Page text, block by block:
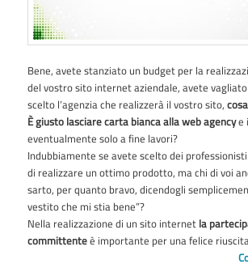
Bene, avete stanziato un budget per la
del vostro sito internet aziendale, avete
scelto l’agenzia che realizzerà il vostro sito,
È giusto lasciare carta bianca alla web agencye
eventualmente solo a fine lavori?
Indubbiamente se avete scelto dei
di realizzare un ottimo prodotto, ma chi di voi
sarto, per quanto bravo, dicendogli
vestito che mi stia bene”?
Nella realizzazione di un sito internetla
committenteè importante per una felice